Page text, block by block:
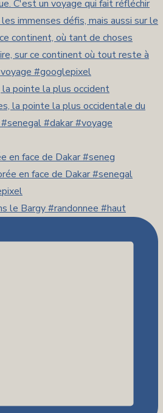
pointe la plus occident
en face de Dakar #seneg
le Bargy #randonnee #haut